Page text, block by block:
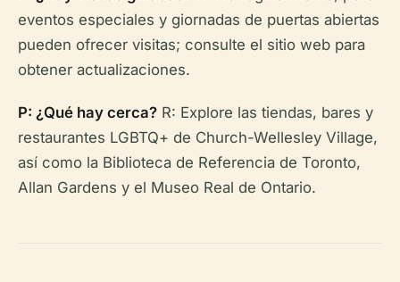
eventos especiales y giornadas de puertas abiertas
pueden ofrecer visitas; consulte el sitio web para
obtener actualizaciones.
P: ¿Qué hay cerca? R: Explore las tiendas, bares y
restaurantes LGBTQ+ de Church-Wellesley Village,
así como la Biblioteca de Referencia de Toronto,
Allan Gardens y el Museo Real de Ontario.